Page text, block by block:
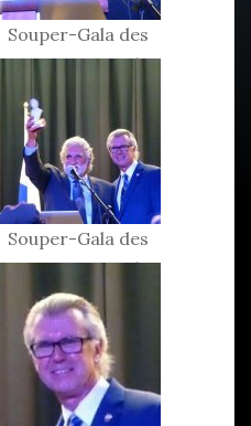
Souper-Gala des
Patriotes 2015
Souper-Gala des
Patriotes 2015